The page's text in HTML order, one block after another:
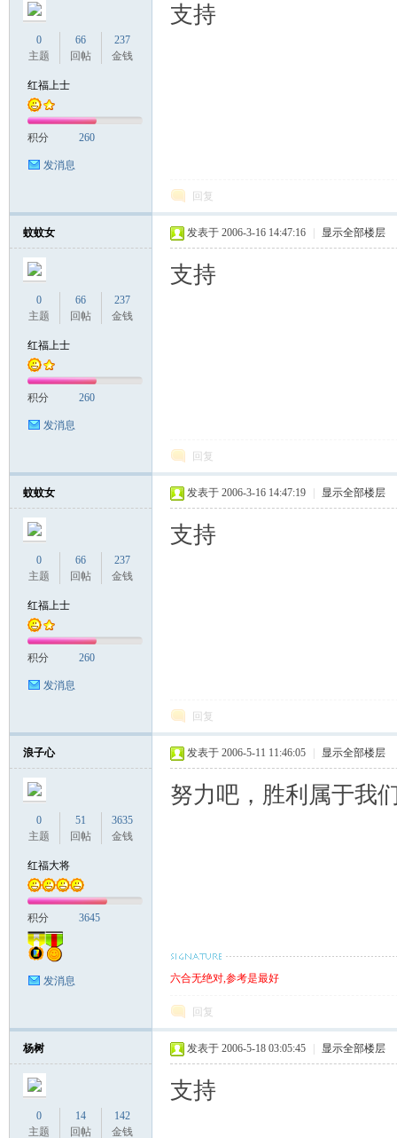
0
主题
66
回帖
237
金钱
红福上士
积分 260
发消息
支持
回复
蚊蚊女
0
主题
66
回帖
237
金钱
红福上士
积分 260
发消息
发表于 2006-3-16 14:47:16 显示全部楼层
支持
回复
蚊蚊女
0
主题
66
回帖
237
金钱
红福上士
积分 260
发消息
发表于 2006-3-16 14:47:19 显示全部楼层
支持
回复
浪子心
0
主题
51
回帖
3635
金钱
红福大将
积分 3645
发消息
发表于 2006-5-11 11:46:05 显示全部楼层
努力吧，胜利属于我
六合无绝对,参考是最好
回复
杨树
0
主题
14
回帖
142
金钱
发表于 2006-5-18 03:05:45 显示全部楼层
支持